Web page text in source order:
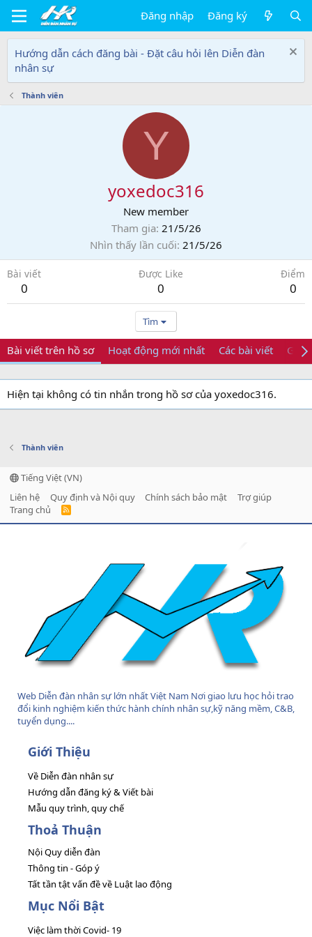
Đăng nhập Đăng ký
Hướng dẫn cách đăng bài - Đặt câu hỏi lên Diễn đàn
nhân sự
Thành viên
Y
yoxedoc316
New member
Tham gia 21/5/26
Nhìn thấy lần cuối 21/5/26
Bài viết
0
Được Like
0
Điểm
0
Tìm
Bài viết trên hồ sơ Hoạt động mới nhất Các bài viết Giới
Hiện tại không có tin nhắn trong hồ sơ của yoxedoc316.
Thành viên
Tiếng Việt (VN)
Liên hệ
Quy định và Nội quy Chính sách bảo mật
Trợ giúp
Trang chủ
R
Web Diễn đàn nhân sự lớn nhất Việt Nam Nơi giao lưu học hỏi trao
đổi kinh nghiệm kiến thức hành chính nhân sự,kỹ năng mềm, C&B,
tuyển dụng....
Giới Thiệu
Về Diễn đàn nhân sự
Hướng dẫn đăng ký & Viết bài
Mẫu quy trình, quy chế
Thoả Thuận
Nội Quy diễn đàn
Thông tin - Góp ý
Tất tần tật vấn đề về Luật lao động
Mục Nổi Bật
Việc làm thời Covid- 19